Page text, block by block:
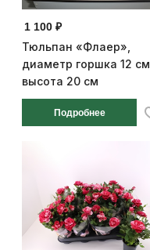
1 100 ₽
Тюльпан «Флаер»,
диаметр горшка 12 см,
высота 20 см
Подробнее